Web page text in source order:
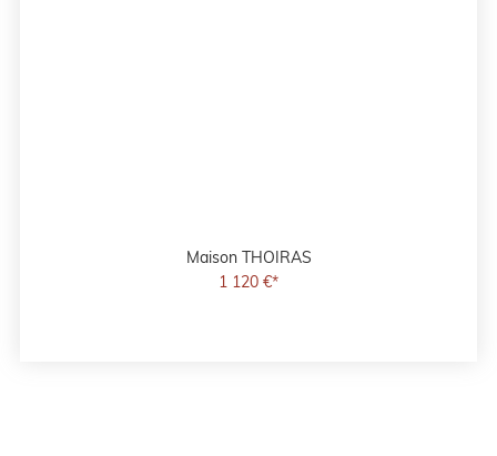
Maison THOIRAS
1 120 €*